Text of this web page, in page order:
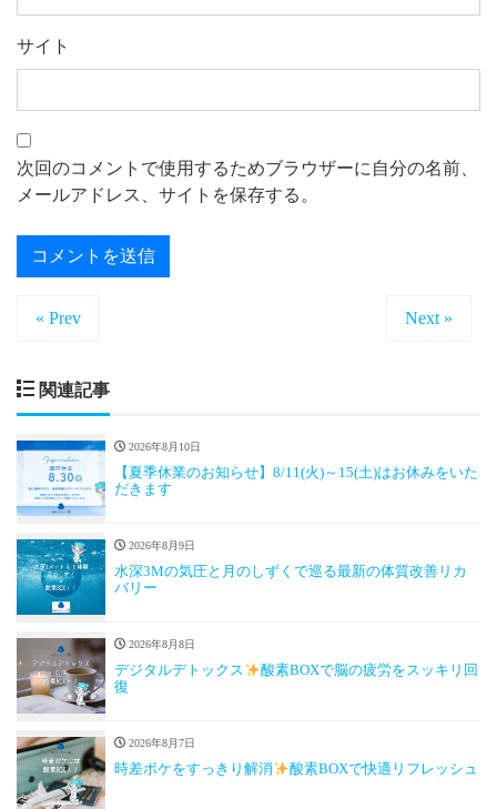
サイト
次回のコメントで使用するためブラウザーに自分の名前、
メールアドレス、サイトを保存する。
« Prev Next »
関連記事
2026年8月10日
【夏季休業のお知らせ】8/11(火)～15(土)はお休みをいた
だきます
2026年8月9日
水深3Mの気圧と月のしずくで巡る最新の体質改善リカ
バリー
2026年8月8日
デジタルデトックス
酸素BOXで脳の疲労をスッキリ回
復
2026年8月7日
時差ボケをすっきり解消 酸素BOXで快適リフレッシュ